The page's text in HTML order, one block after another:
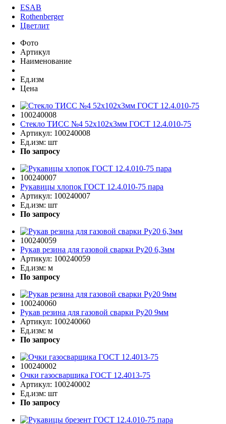
ESAB
Rothenberger
Цветлит
Фото
Артикул
Наименование
Ед.изм
Цена
100240008
Стекло ТИСС №4 52х102х3мм ГОСТ 12.4.010-75
Артикул: 100240008
Ед.изм: шт
По запросу
100240007
Рукавицы хлопок ГОСТ 12.4.010-75 пара
Артикул: 100240007
Ед.изм: шт
По запросу
100240059
Рукав резина для газовой сварки Ру20 6,3мм
Артикул: 100240059
Ед.изм: м
По запросу
100240060
Рукав резина для газовой сварки Ру20 9мм
Артикул: 100240060
Ед.изм: м
По запросу
100240002
Очки газосварщика ГОСТ 12.4013-75
Артикул: 100240002
Ед.изм: шт
По запросу